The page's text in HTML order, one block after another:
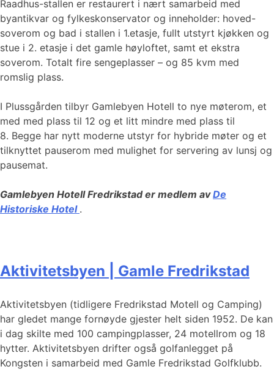
Raadhus-stallen er restaurert i nært samarbeid med
byantikvar og fylkeskonservator og inneholder: hoved-
soverom og bad i stallen i 1.etasje, fullt utstyrt kjøkken og
stue i 2. etasje i det gamle høyloftet, samt et ekstra
soverom. Totalt fire sengeplasser – og 85 kvm med
romslig plass.
I Plussgården tilbyr Gamlebyen Hotell to nye møterom, et
med med plass til 12 og et litt mindre med plass til
8. Begge har nytt moderne utstyr for hybride møter og et
tilknyttet pauserom med mulighet for servering av lunsj og
pausemat.
Gamlebyen Hotell Fredrikstad er medlem avDe
Historiske Hotel .
Aktivitetsbyen | Gamle Fredrikstad
Aktivitetsbyen (tidligere Fredrikstad Motell og Camping)
har gledet mange fornøyde gjester helt siden 1952. De kan
i dag skilte med 100 campingplasser, 24 motellrom og 18
hytter. Aktivitetsbyen drifter også golfanlegget på
Kongsten i samarbeid med Gamle Fredrikstad Golfklubb.